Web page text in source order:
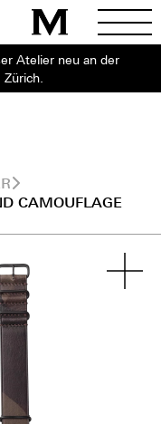
Atelier neu an der
CAMOUFLAGE